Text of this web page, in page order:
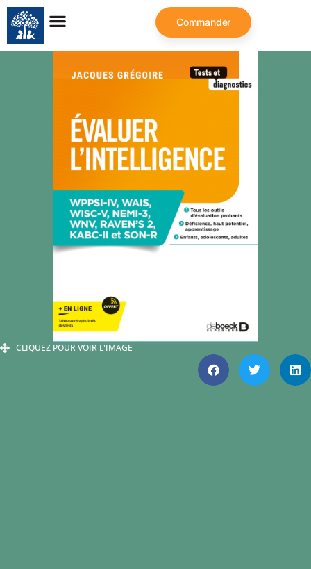
Commander
CLIQUEZ POUR VOIR L'IMAGE